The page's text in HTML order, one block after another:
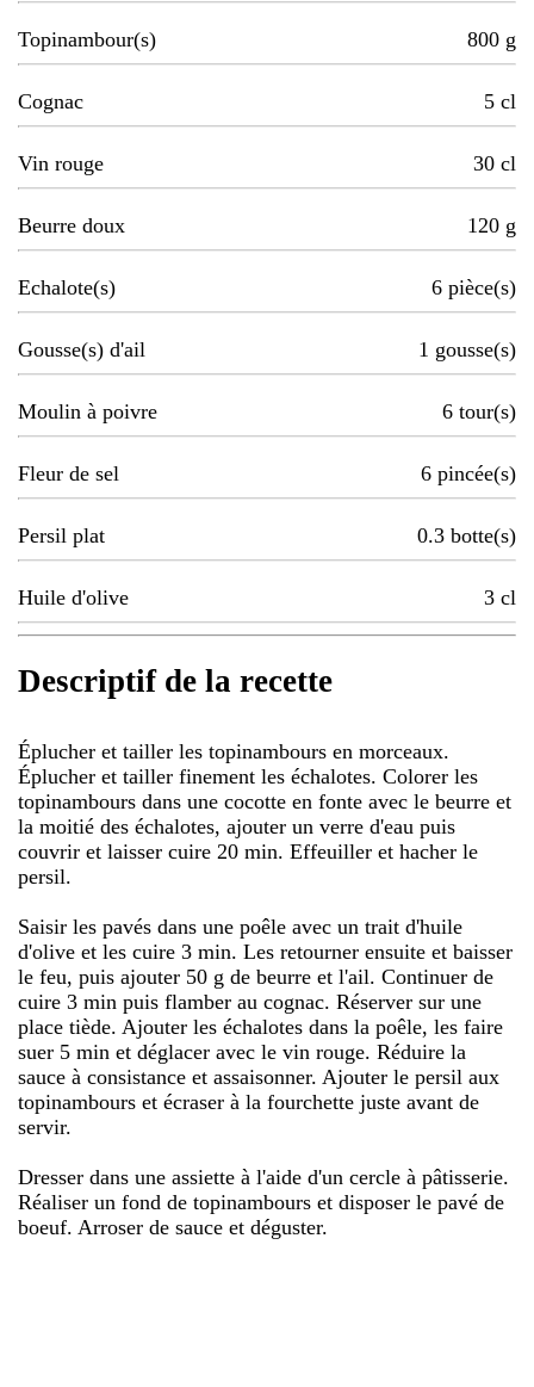
Topinambour(s) 800 g
Cognac 5 cl
Vin rouge 30 cl
Beurre doux 120 g
Echalote(s) 6 pièce(s)
Gousse(s) d'ail 1 gousse(s)
Moulin à poivre 6 tour(s)
Fleur de sel 6 pincée(s)
Persil plat 0.3 botte(s)
Huile d'olive 3 cl
Descriptif de la recette
Éplucher et tailler les topinambours en morceaux.
Éplucher et tailler finement les échalotes. Colorer les
topinambours dans une cocotte en fonte avec le beurre et
la moitié des échalotes, ajouter un verre d'eau puis
couvrir et laisser cuire 20 min. Effeuiller et hacher le
persil.
Saisir les pavés dans une poêle avec un trait d'huile
d'olive et les cuire 3 min. Les retourner ensuite et baisser
le feu, puis ajouter 50 g de beurre et l'ail. Continuer de
cuire 3 min puis flamber au cognac. Réserver sur une
place tiède. Ajouter les échalotes dans la poêle, les faire
suer 5 min et déglacer avec le vin rouge. Réduire la
sauce à consistance et assaisonner. Ajouter le persil aux
topinambours et écraser à la fourchette juste avant de
servir.
Dresser dans une assiette à l'aide d'un cercle à pâtisserie.
Réaliser un fond de topinambours et disposer le pavé de
boeuf. Arroser de sauce et déguster.